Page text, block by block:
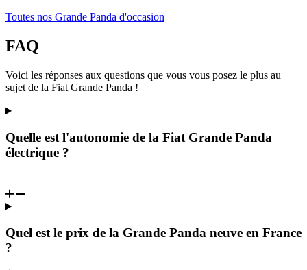
Toutes nos Grande Panda d'occasion
FAQ
Voici les réponses aux questions que vous vous posez le plus au
sujet de la Fiat Grande Panda !
Quelle est l'autonomie de la Fiat Grande Panda
électrique ?
Quel est le prix de la Grande Panda neuve en France
?